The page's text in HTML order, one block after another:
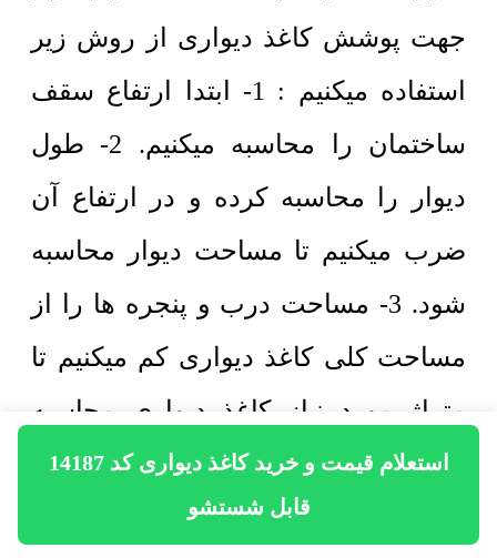
استعلام قیمت و خرید کاغذ دیواری کد 14187
قابل شستشو
جهت پوشش کاغذ دیواری از روش زیر
استفاده میکنیم : 1- ابتدا ارتفاع سقف
ساختمان را محاسبه میکنیم. 2- طول
دیوار را محاسبه کرده و در ارتفاع آن
ضرب میکنیم تا مساحت دیوار محاسبه
شود. 3- مساحت درب و پنجره ها را از
مساحت کلی کاغذ دیواری کم میکنیم تا
متراژ مورد نیاز کاغذ دیواری محاسبه
شود. 4- مساحت به دست آمده را بر
مساحت هر رول کاغذ دیواری تقسیم